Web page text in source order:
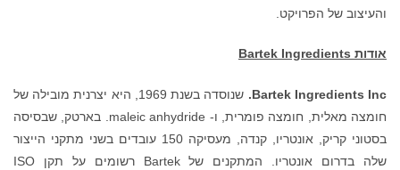
והעיצוב של הפרויקט.
אודות Bartek Ingredients
Bartek Ingredients Inc.
שנוסדה בשנת 1969, היא יצרנית מובילה של
חומצה מאלית, חומצה פומרית, ו- maleic anhydride. בארטק, שבסיסה
בסטוני קריק, אונטריו, קנדה, מעסיקה 150 עובדים בשני מתקני הייצור
שלה בדרום אונטריו. המתקנים של Bartek רשומים על תקן ISO